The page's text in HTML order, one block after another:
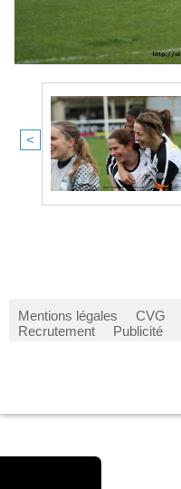
<
Mentions légales CVG
Recrutement
Publicité